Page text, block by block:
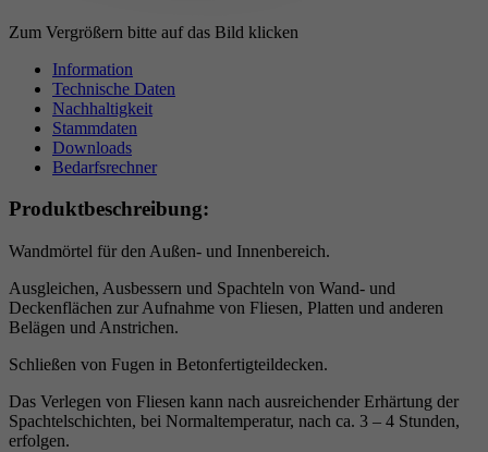
Zum Vergrößern bitte auf das Bild klicken
Information
Technische Daten
Nachhaltigkeit
Stammdaten
Downloads
Bedarfsrechner
Produktbeschreibung:
Wandmörtel für den Außen- und Innenbereich.
Ausgleichen, Ausbessern und Spachteln von Wand- und
Deckenflächen zur Aufnahme von Fliesen, Platten und anderen
Belägen und Anstrichen.
Schließen von Fugen in Betonfertigteildecken.
Das Verlegen von Fliesen kann nach ausreichender Erhärtung der
Spachtelschichten, bei Normaltemperatur, nach ca. 3 – 4 Stunden,
erfolgen.
Zweck
(_GRECAPTCHA), wenn es zum Zweck der
Risikoanalyse ausgeführt wird.